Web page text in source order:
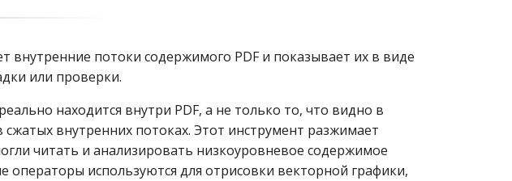
внутренние потоки содержимого PDF и показывает их в виде
или проверки.
находится внутри PDF, а не только то, что видно в
внутренних потоках. Этот инструмент разжимает
читать и анализировать низкоуровневое содержимое
операторы используются для отрисовки векторной графики,